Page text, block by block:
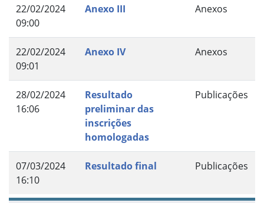
22/02/2024
09:00
Anexo III Anexos
22/02/2024
09:01
Anexo IV Anexos
28/02/2024
16:06
Resultado
preliminar das
inscrições
homologadas
Publicações
07/03/2024
16:10
Resultado final Publicações